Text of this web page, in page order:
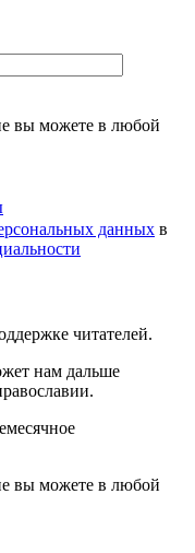
вы можете в любой
данных в
читателей.
нам дальше
.
вы можете в любой